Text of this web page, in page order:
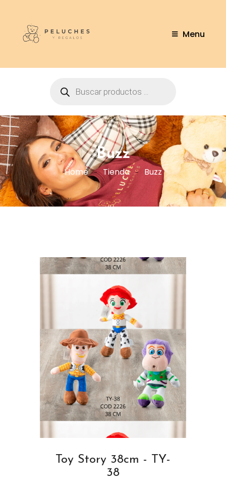
Menu
Buzz
Home Tienda Buzz
Toy Story 38cm - TY-
38